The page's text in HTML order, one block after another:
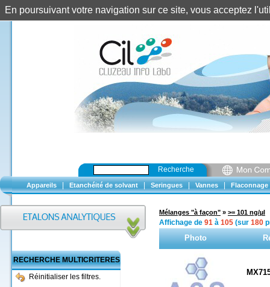
Recherche
Appareils Etanchéité de solvant Seringues Vannes Flaconnage
RECHERCHE MULTICRITERES
Réinitialiser les filtres.
Mélanges "à façon" » >= 101 ng/µl
Affichage de 91 à 105 (sur 180
Photo
En poursuivant votre navigation sur ce site, vous acceptez